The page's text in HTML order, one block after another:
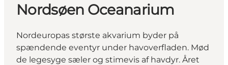
Nordsøen Oceanarium
Nordeuropas største akvarium byder på
spændende eventyr under havoverfladen. Mød
de legesyge sæler og stimevis af havdyr. Året